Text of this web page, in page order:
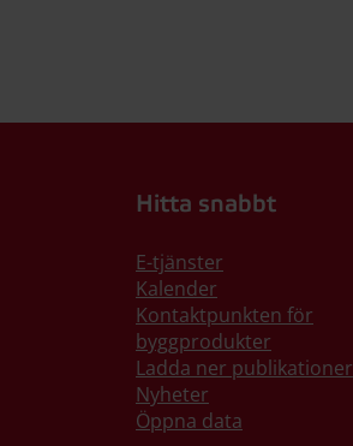
Hitta snabbt
E-tjänster
Kalender
Kontaktpunkten för
byggprodukter
Ladda ner publikationer
Nyheter
Öppna data